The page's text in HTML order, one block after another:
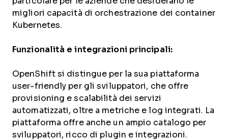
migliori capacità di orchestrazione dei container
Kubernetes.
Funzionalità e integrazioni principali:
OpenShift si distingue per la sua piattaforma
user-friendly per gli sviluppatori, che offre
provisioning e scalabilità dei servizi
automatizzati, oltre a metriche e log integrati. La
piattaforma offre anche un ampio catalogo per
sviluppatori, ricco di plugin e integrazioni.